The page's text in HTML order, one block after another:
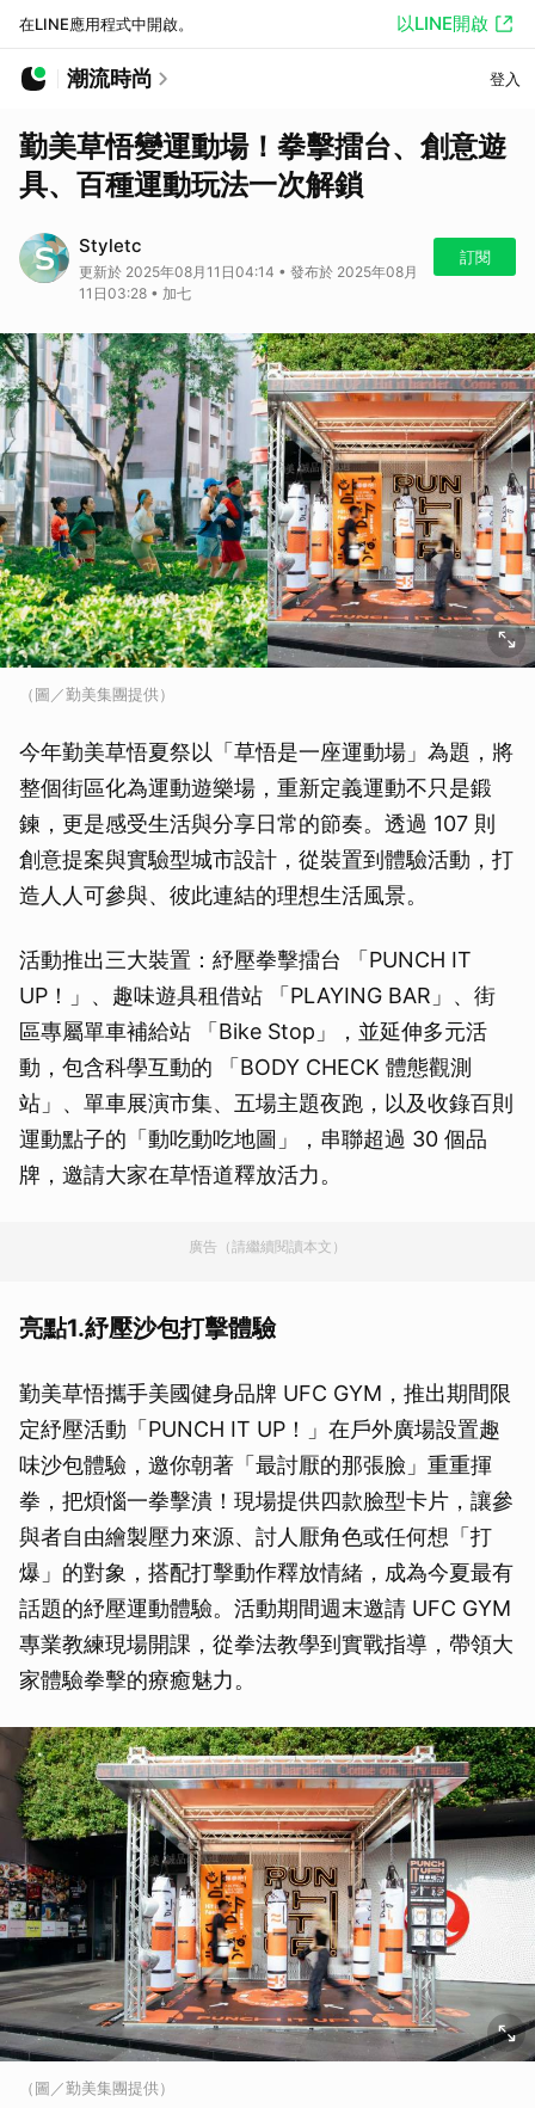
在LINE應用程式中開啟。 以LINE開啟
潮流時尚 登入
勤美草悟變運動場！拳擊擂台、創意遊
具、百種運動玩法一次解鎖
Styletc
更新於 2025年08月11日04:14 • 發布於 2025年08月
11日03:28 • 加七
訂閱
（圖／勤美集團提供）
今年勤美草悟夏祭以「草悟是一座運動場」為題，將
整個街區化為運動遊樂場，重新定義運動不只是鍛
鍊，更是感受生活與分享日常的節奏。透過 107 則
創意提案與實驗型城市設計，從裝置到體驗活動，打
造人人可參與、彼此連結的理想生活風景。
活動推出三大裝置：紓壓拳擊擂台 「PUNCH IT
UP！」、趣味遊具租借站 「PLAYING BAR」、街
區專屬單車補給站 「Bike Stop」，並延伸多元活
動，包含科學互動的 「BODY CHECK 體態觀測
站」、單車展演市集、五場主題夜跑，以及收錄百則
運動點子的「動吃動吃地圖」，串聯超過 30 個品
牌，邀請大家在草悟道釋放活力。
廣告（請繼續閱讀本文）
亮點1.紓壓沙包打擊體驗
勤美草悟攜手美國健身品牌 UFC GYM，推出期間限
定紓壓活動「PUNCH IT UP！」在戶外廣場設置趣
味沙包體驗，邀你朝著「最討厭的那張臉」重重揮
拳，把煩惱一拳擊潰！現場提供四款臉型卡片，讓參
與者自由繪製壓力來源、討人厭角色或任何想「打
爆」的對象，搭配打擊動作釋放情緒，成為今夏最有
話題的紓壓運動體驗。活動期間週末邀請 UFC GYM
專業教練現場開課，從拳法教學到實戰指導，帶領大
家體驗拳擊的療癒魅力。
（圖／勤美集團提供）